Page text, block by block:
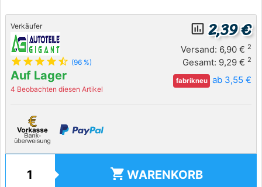
Verkäufer
star star star star star_half (96 %)
Auf Lager
4 Beobachten diesen Artikel
insert_chart_outlined 2,39 €
Versand: 6,90 € 2
Gesamt: 9,29 € 2
fabrikneu ab 3,55 €
shopping_cart WARENKORB